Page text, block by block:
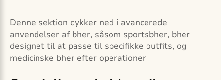
Denne sektion dykker ned i avancerede
anvendelser af bher, såsom sportsbher, bher
designet til at passe til specifikke outfits, og
medicinske bher efter operationer.